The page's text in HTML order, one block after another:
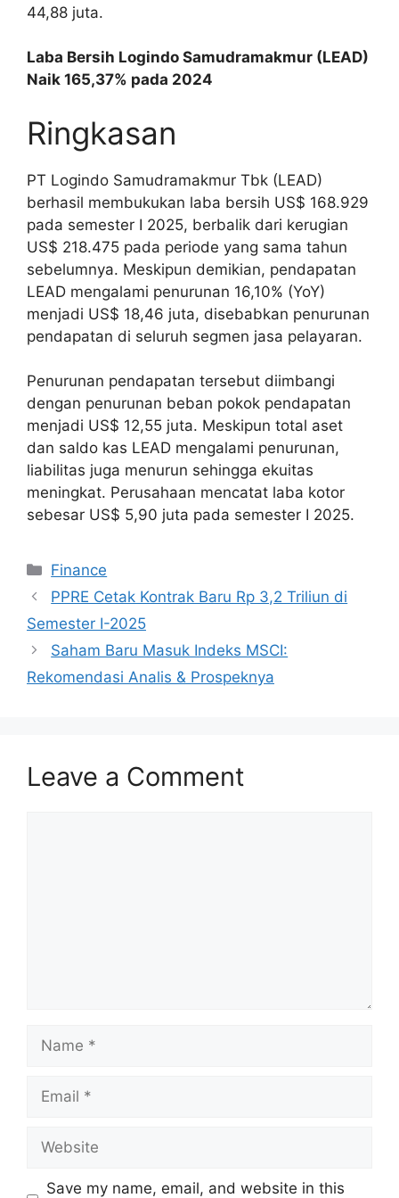
44,88 juta.
Laba Bersih Logindo Samudramakmur (LEAD)
Naik 165,37% pada 2024
Ringkasan
PT Logindo Samudramakmur Tbk (LEAD)
berhasil membukukan laba bersih US$ 168.929
pada semester I 2025, berbalik dari kerugian
US$ 218.475 pada periode yang sama tahun
sebelumnya. Meskipun demikian, pendapatan
LEAD mengalami penurunan 16,10% (YoY)
menjadi US$ 18,46 juta, disebabkan penurunan
pendapatan di seluruh segmen jasa pelayaran.
Penurunan pendapatan tersebut diimbangi
dengan penurunan beban pokok pendapatan
menjadi US$ 12,55 juta. Meskipun total aset
dan saldo kas LEAD mengalami penurunan,
liabilitas juga menurun sehingga ekuitas
meningkat. Perusahaan mencatat laba kotor
sebesar US$ 5,90 juta pada semester I 2025.
Categories
Finance
PPRE Cetak Kontrak Baru Rp 3,2 Triliun di
Semester I-2025
Saham Baru Masuk Indeks MSCI:
Rekomendasi Analis & Prospeknya
Leave a Comment
Name
Email
Website
Save my name, email, and website in this